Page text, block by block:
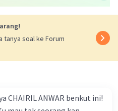
tanya soal ke Forum
CHAIRIL ANWAR benkut ini!